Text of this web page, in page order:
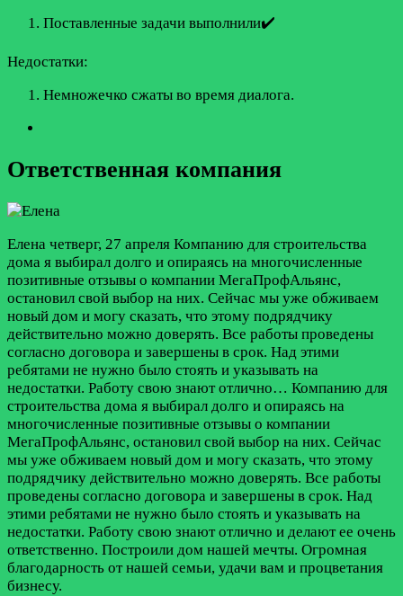
Поставленные задачи выполнили✔️
Недостатки:
Немножечко сжаты во время диалога.
Ответственная компания
Елена четверг, 27 апреля Компанию для строительства
дома я выбирал долго и опираясь на многочисленные
позитивные отзывы о компании МегаПрофАльянс,
остановил свой выбор на них. Сейчас мы уже обживаем
новый дом и могу сказать, что этому подрядчику
действительно можно доверять. Все работы проведены
согласно договора и завершены в срок. Над этими
ребятами не нужно было стоять и указывать на
недостатки. Работу свою знают отлично… Компанию для
строительства дома я выбирал долго и опираясь на
многочисленные позитивные отзывы о компании
МегаПрофАльянс, остановил свой выбор на них. Сейчас
мы уже обживаем новый дом и могу сказать, что этому
подрядчику действительно можно доверять. Все работы
проведены согласно договора и завершены в срок. Над
этими ребятами не нужно было стоять и указывать на
недостатки. Работу свою знают отлично и делают ее очень
ответственно. Построили дом нашей мечты. Огромная
благодарность от нашей семьи, удачи вам и процветания
бизнесу.